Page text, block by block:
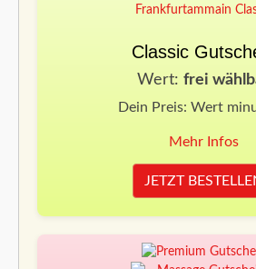
Classic
Wert: frei
Dein Preis: Wert
Mehr Infos
JETZT